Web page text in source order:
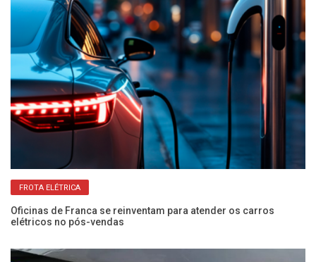
FROTA ELÉTRICA
Oficinas de Franca se reinventam para atender os carros
elétricos no pós-vendas